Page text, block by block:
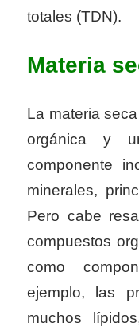
totales (TDN).
Materia
La materia
orgánica y
componente
minerales,
Pero cabe
compuestos
como
ejemplo, las
muchos